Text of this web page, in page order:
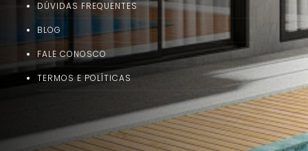
DÚVIDAS FREQUENTES
BLOG
FALE CONOSCO
TERMOS E POLÍTICAS